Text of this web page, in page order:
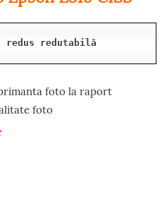
redus redutabilă